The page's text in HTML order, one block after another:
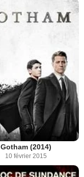
Gotham (2014)
10 février 2015